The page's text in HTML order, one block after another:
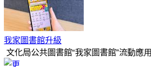
我家圖書館升級
文化局公共圖書館“我家圖書館”流動應